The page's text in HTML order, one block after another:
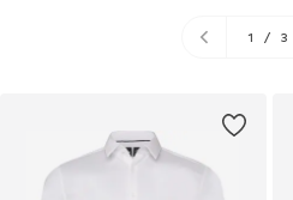
1 / 3